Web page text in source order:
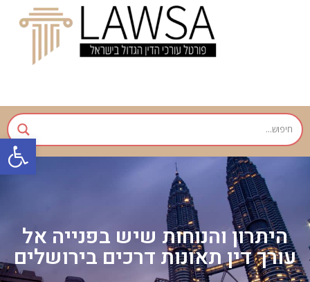
היתרון והנוחות שיש בפנייה אל
עורך דין תאונות דרכים בירושלים